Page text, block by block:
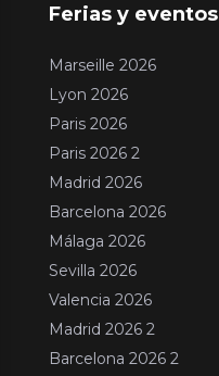
Ferias y eventos
Marseille 2026
Lyon 2026
Paris 2026
Paris 2026 2
Madrid 2026
Barcelona 2026
Málaga 2026
Sevilla 2026
Valencia 2026
Madrid 2026 2
Barcelona 2026 2